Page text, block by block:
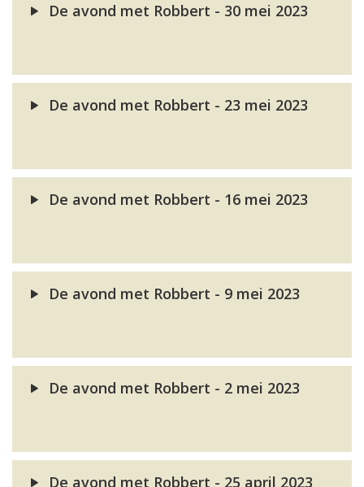
De avond met Robbert - 30 mei 2023
De avond met Robbert - 23 mei 2023
De avond met Robbert - 16 mei 2023
De avond met Robbert - 9 mei 2023
De avond met Robbert - 2 mei 2023
De avond met Robbert - 25 april 2023